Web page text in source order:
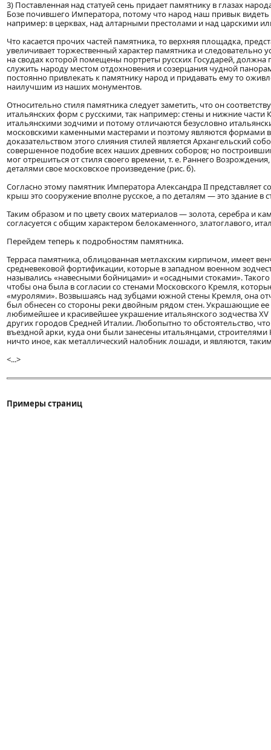
3) Поставленная над статуей сень придает памятнику в глазах
Бозе почившего Императора, потому что народ наш привык
например: в церквах, над алтарными престолами и над царскими
Что касается прочих частей памятника, то верхняя площадка,
увеличивает торжественный характер памятника и следовательно
на сводах которой помещены портреты русских Государей,
служить народу местом отдохновения и созерцания чудной
постоянно привлекать к памятнику народ и придавать ему то
наилучшим из наших монументов.
Относительно стиля памятника следует заметить, что он
итальянских форм с русскими, так например: стены и нижние
итальянскими зодчими и потому отличаются безусловно
московскими каменными мастерами и поэтому являются формами
доказательством этого слияния стилей является Архангельский
совершенное подобие всех наших древних соборов; но
мог отрешиться от стиля своего времени, т. е. Раннего
деталями свое московское произведение (рис. б).
Согласно этому памятник Императора Александра II
крыш это сооружение вполне русское, а по деталям — это здание в
Таким образом и по цвету своих материалов — золота, серебра и
согласуется с общим характером белокаменного, златоглавого,
Перейдем теперь к подробностям памятника.
Терраса памятника, облицованная метлахским кирпичом, имеет
средневековой фортификации, которые в западном военном
назывались «навесными бойницами» и «осадными стоками».
чтобы она была в согласии со стенами Московского Кремля,
«муролями». Возвышаясь над зубцами южной стены Кремля, она
был обнесен со стороны реки двойным рядом стен. Украшающие
любимейшее и красивейшее украшение итальянского зодчества
других городов Средней Италии. Любопытно то обстоятельство,
въездной арки, куда они были занесены итальянцами,
ничто иное, как металлический налобник лошади, и являются,
<...>
Примеры страниц